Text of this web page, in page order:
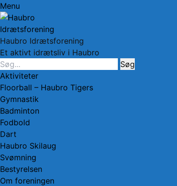
Menu
Haubro Idrætsforening
Et aktivt idrætsliv i Haubro
Søg
efter:
Facebook
Primær
Menu
Spring
til
indhold
Aktiviteter
Floorball – Haubro Tigers
Gymnastik
Badminton
Fodbold
Dart
Haubro Skilaug
Svømning
Bestyrelsen
Om foreningen